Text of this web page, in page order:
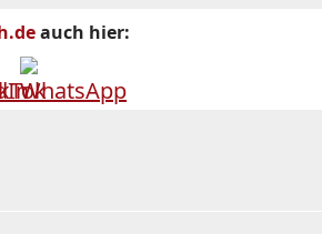
auch hier: